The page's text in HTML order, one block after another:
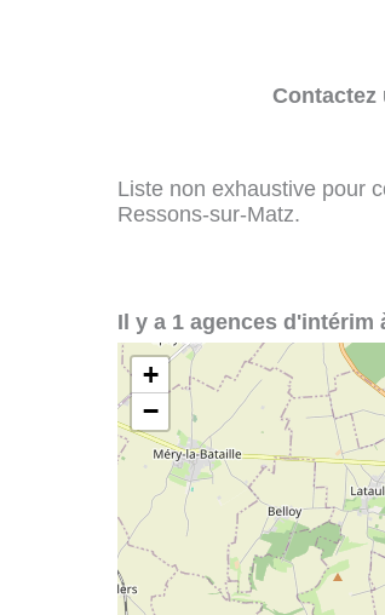
Contactez
Liste non exhaustive pour
Ressons-sur-Matz.
Il y a 1 agences d'intérim
+
−